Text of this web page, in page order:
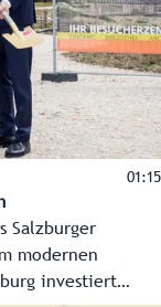
01:15
Salzburger
modernen
investiert